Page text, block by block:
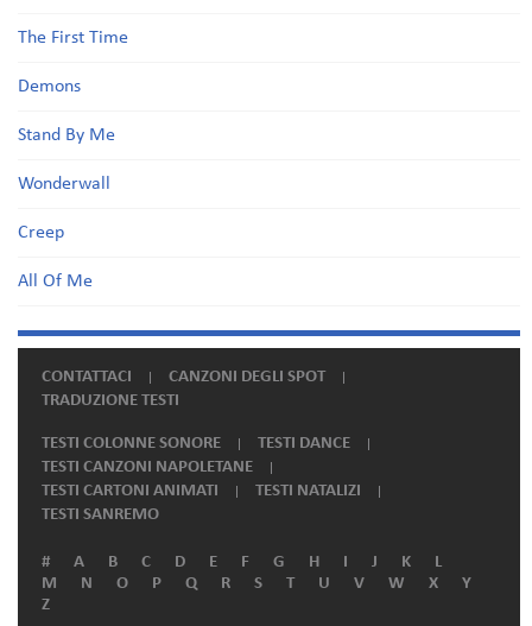
The First Time
Demons
Stand By Me
Wonderwall
Creep
All Of Me
CONTATTACI
CANZONI DEGLI SPOT
TRADUZIONE TESTI
TESTI COLONNE SONORE
TESTI DANCE
TESTI CANZONI NAPOLETANE
TESTI CARTONI ANIMATI
TESTI NATALIZI
TESTI SANREMO
# A B C D E F G H I J K
L
M
N O P Q R S T U V W X
Y
Z